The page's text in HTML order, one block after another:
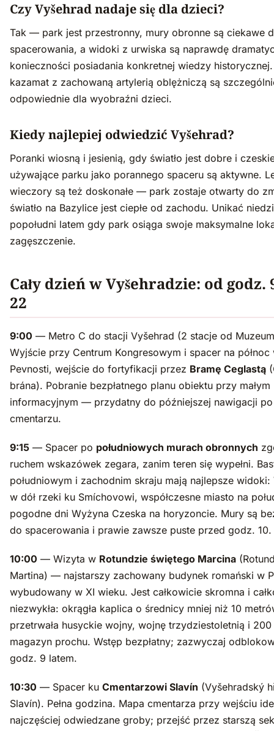
Czy Vyšehrad nadaje się dla dzieci?
Tak — park jest przestronny, mury obronne są ciekawe
spacerowania, a widoki z urwiska są naprawdę
konieczności posiadania konkretnej wiedzy historycznej.
kazamat z zachowaną artylerią oblężniczą są
odpowiednie dla wyobraźni dzieci.
Kiedy najlepiej odwiedzić Vyšehrad?
Poranki wiosną i jesienią, gdy światło jest dobre i
używające parku jako porannego spaceru są aktywne.
wieczory są też doskonałe — park zostaje otwarty do
światło na Bazylice jest ciepłe od zachodu. Unikać
popołudni latem gdy park osiąga swoje maksymalne
zagęszczenie.
Cały dzień w Vyšehradzie: od godz.
22
9:00 — Metro C do stacji Vyšehrad (2 stacje od
Wyjście przy Centrum Kongresowym i spacer na północ
Pevnosti, wejście do fortyfikacji przez Bramę Ceglastą
brána). Pobranie bezpłatnego planu obiektu przy małym
informacyjnym — przydatny do późniejszej nawigacji po
cmentarzu.
9:15 — Spacer po południowych murach obronnych
ruchem wskazówek zegara, zanim teren się wypełni.
południowym i zachodnim skraju mają najlepsze widoki:
w dół rzeki ku Smíchovowi, współczesne miasto na
pogodne dni Wyżyna Czeska na horyzoncie. Mury są
do spacerowania i prawie zawsze puste przed godz. 10.
10:00 — Wizyta w Rotundzie świętego Marcina
Martina) — najstarszy zachowany budynek romański w
wybudowany w XI wieku. Jest całkowicie skromna i
niezwykła: okrągła kaplica o średnicy mniej niż 10
przetrwała husyckie wojny, wojnę trzydziestoletnią i
magazyn prochu. Wstęp bezpłatny; zazwyczaj
godz. 9 latem.
10:30 — Spacer ku Cmentarzowi Slavín (Vyšehradský
Slavín). Pełna godzina. Mapa cmentarza przy wejściu
najczęściej odwiedzane groby; przejść przez starszą